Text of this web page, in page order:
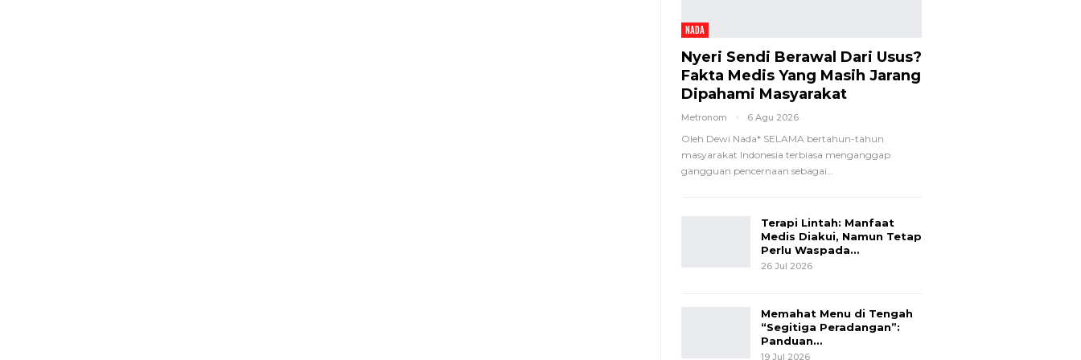
NADA
Nyeri Sendi Berawal Dari Usus?
Fakta Medis Yang Masih Jarang
Dipahami Masyarakat
Metronom 6 Agu 2026
Oleh Dewi Nada* SELAMA bertahun-tahun
masyarakat Indonesia terbiasa menganggap
gangguan pencernaan sebagai…
Terapi Lintah: Manfaat
Medis Diakui, Namun Tetap
Perlu Waspada…
26 Jul 2026
Memahat Menu di Tengah
“Segitiga Peradangan”:
Panduan…
19 Jul 2026